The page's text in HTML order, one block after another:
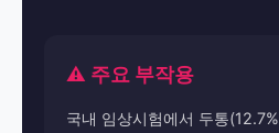
⚠️ 주요 부작용
국내 임상시험에서 두통